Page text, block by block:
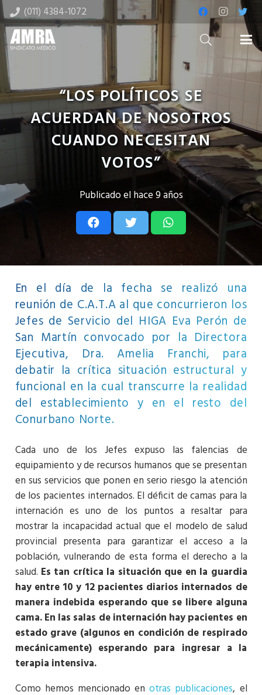
(011) 4384-1072
“LOS POLÍTICOS SE
ACUERDAN DE NOSOTROS
CUANDO NECESITAN
VOTOS”
Publicado elhace 9 años
En el día de la fecha se realizó una
reunión de C.A.T.A al que concurrieron los
Jefes de Servicio del HIGA Eva Perón de
San Martín convocado por la Directora
Ejecutiva, Dra. Amelia Franchi, para
debatir la crítica situación estructural y
funcional en la cual transcurre la realidad
del establecimiento y en el resto del
Conurbano Norte.
Cada uno de los Jefes expuso las falencias de
equipamiento y de recursos humanos que se presentan
en sus servicios que ponen en serio riesgo la atención
de los pacientes internados. El déficit de camas para la
internación es uno de los puntos a resaltar para
mostrar la incapacidad actual que el modelo de salud
provincial presenta para garantizar el acceso a la
población, vulnerando de esta forma el derecho a la
salud. Es tan crítica la situación que en la guardia
hay entre 10 y 12 pacientes diarios internados de
manera indebida esperando que se libere alguna
cama. En las salas de internación hay pacientes en
estado grave (algunos en condición de respirado
mecánicamente) esperando para ingresar a la
terapia intensiva.
Como hemos mencionado enotras publicaciones, el